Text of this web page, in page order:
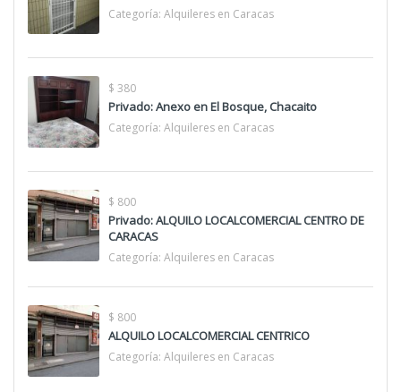
Categoría: Alquileres en Caracas
$ 380
Privado: Anexo en El Bosque, Chacaito
Categoría: Alquileres en Caracas
$ 800
Privado: ALQUILO LOCALCOMERCIAL CENTRO DE
CARACAS
Categoría: Alquileres en Caracas
$ 800
ALQUILO LOCALCOMERCIAL CENTRICO
Categoría: Alquileres en Caracas